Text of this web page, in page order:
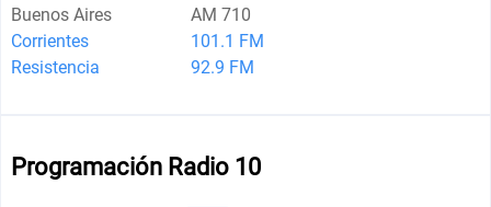
Buenos Aires
AM 710
Corrientes
101.1 FM
Resistencia
92.9 FM
Programación Radio 10